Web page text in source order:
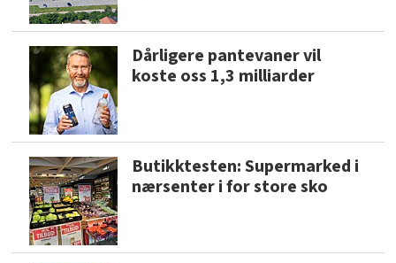
Dårligere pantevaner vil
koste oss 1,3 milliarder
Butikktesten: Supermarked i
nærsenter i for store sko